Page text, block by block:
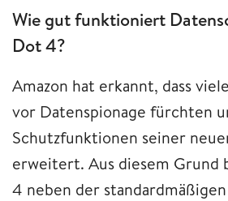
Wie gut funktioniert
Dot 4?
Amazon hat erkannt, dass
vor Datenspionage fürchten
Schutzfunktionen seiner
erweitert. Aus diesem Grund
4 neben der standardmäßigen